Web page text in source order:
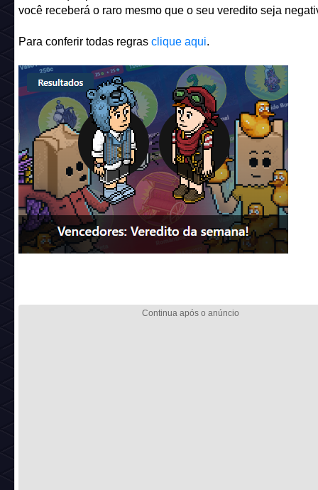
você receberá o raro mesmo que o seu veredito seja
Para conferir todas regras clique aqui.